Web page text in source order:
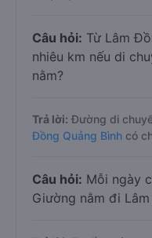
Câu hỏi: Từ Lâm
nhiêu km nếu di
nằm?
Trả lời: Đường di
Đồng Quảng Bình có
Câu hỏi: Mỗi ngày
Giường nằm đi